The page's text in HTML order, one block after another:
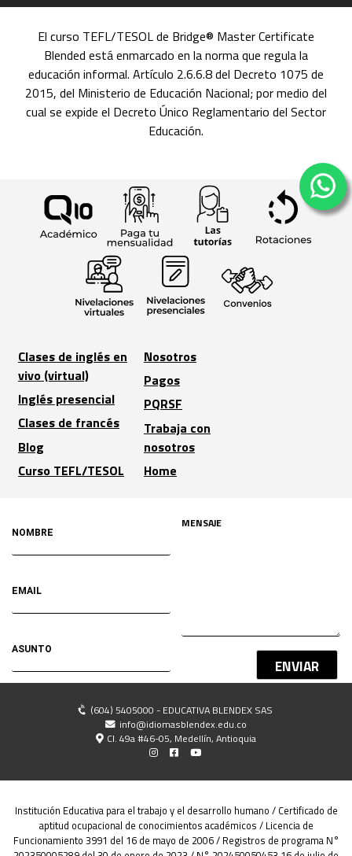
El curso TEFL/TESOL de Bridge® Master Certificate
Blended está enmarcado en la norma que regula la
educación informal. Artículo 2.6.6.8 del Decreto 1075 de
2015, del Ministerio de Educación Nacional; por medio del
cual se expide el Decreto Único Reglamentario del Sector
Educación.
Clases de inglés en
vivo (virtual)
Inglés presencial
Clases de francés
Blog
Curso TEFL/TESOL
Nosotros
Pagos
PQRSF
Trabaja con
nosotros
Home
(604) 5405000 - EDUCATIVA BLENDEX SAS
info@idiomasblendex.edu.co
Cl. 49a #46-05, Medellín, Antioquia
ENVIAR
Institución Educativa para el trabajo y el desarrollo humano / Certificado de
aptitud ocupacional de conocimientos académicos / Licencia de
Funcionamiento 3991 del 16 de mayo de 2006 / Registros de programa N°